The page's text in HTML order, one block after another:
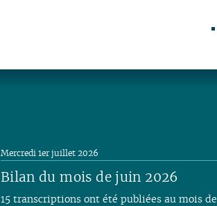
Bilan du mois de juin 2026
Mercredi 1er juillet 2026
15 transcriptions ont été publiées au mois de